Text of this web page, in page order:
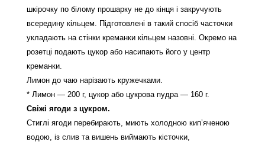
шкірочку по білому прошарку не до кінця і закручують
всередину кільцем. Підготовлені в такий спосіб часточки
укладають на стінки креманки кільцем назовні. Окремо на
розетці подають цукор або насипають його у центр
креманки.
Лимон до чаю нарізають кружечками.
* Лимон — 200 г, цукор або цукрова пудра — 160 г.
Свіжі ягоди з цукром.
Стиглі ягоди перебирають, миють холодною кип’яченою
водою, із слив та вишень виймають кісточки,